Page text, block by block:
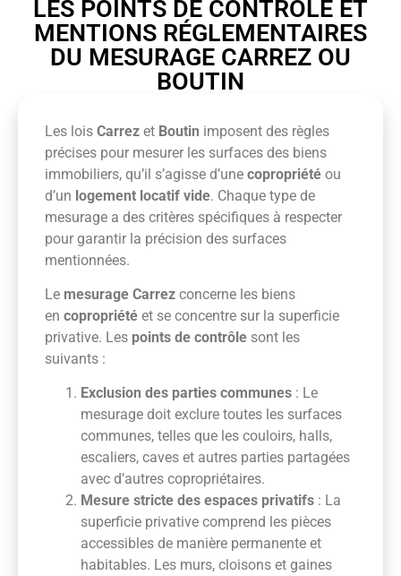
LES POINTS DE CONTRÔLE ET
MENTIONS RÉGLEMENTAIRES
DU MESURAGE CARREZ OU
BOUTIN
Les lois Carrez et Boutin imposent des règles
précises pour mesurer les surfaces des biens
immobiliers, qu’il s’agisse d’une copropriété ou
d’un logement locatif vide. Chaque type de
mesurage a des critères spécifiques à respecter
pour garantir la précision des surfaces
mentionnées.
Le mesurage Carrez concerne les biens
en copropriété et se concentre sur la superficie
privative. Les points de contrôle sont les
suivants :
Exclusion des parties communes : Le
mesurage doit exclure toutes les surfaces
communes, telles que les couloirs, halls,
escaliers, caves et autres parties partagées
avec d’autres copropriétaires.
Mesure stricte des espaces privatifs : La
superficie privative comprend les pièces
accessibles de manière permanente et
habitables. Les murs, cloisons et gaines